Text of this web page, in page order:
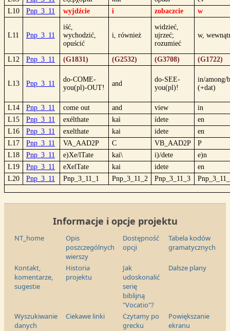
L10
Pnp_3_11 wyjdźcie i zobaczcie w
L11 Pnp_3_11
iść,
wychodzić,
opuścić
i, również
widzieć,
ujrzeć;
rozumieć
w,
L12 Pnp_3_11 (G1831) (G2532) (G3708) (G1722)
L13 Pnp_3_11
do-COME-
you(pl)-OUT!
and
do-SEE-
you(pl)!
in/among/
(+dat)
L14 Pnp_3_11 come out and view
in
L15
Pnp_3_11 exélthate kaì ídete
en
L16
Pnp_3_11 exelthate kai idete
en
L17
Pnp_3_11 VA_AAD2P C VB_AAD2P
P
L18
Pnp_3_11 e)Xe/lTate kai\ i)/dete
e)n
L19
Pnp_3_11 eXelTate kai idete
en
L20
Pnp_3_11 Pnp_3_11_1 Pnp_3_11_2 Pnp_3_11_3
Informacje i opcje projektu
NT_home
Opis
poszczególnych
wierszy
Dostępność
opcji
Tabela kodów
gramatycznych
Kontakt,
komentarze,
sugestie
Historia
projektu
Jak
udoskonalić
serię
biblijną
"Vocatio"?
Dalsze plany
Wyszukiwanie
danych
Ciekawe linki
Czytamy po
grecku
Powiększanie
ekranu